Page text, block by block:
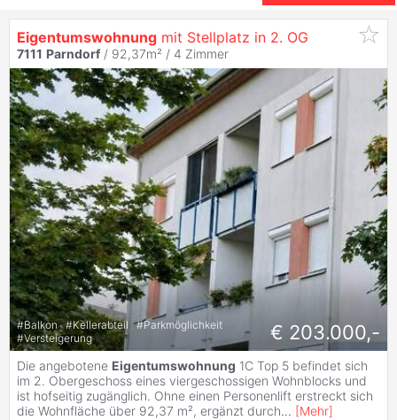
Eigentumswohnung mit Stellplatz in 2. OG
7111 Parndorf / 92,37m² / 4 Zimmer
#Balkon #Kellerabteil #Parkmöglichkeit
#Versteigerung € 203.000,-
Die angebotene Eigentumswohnung 1C Top 5 befindet sich
im 2. Obergeschoss eines viergeschossigen Wohnblocks und
ist hofseitig zugänglich. Ohne einen Personenlift erstreckt sich
die Wohnfläche über 92,37 m², ergänzt durch... [Mehr]